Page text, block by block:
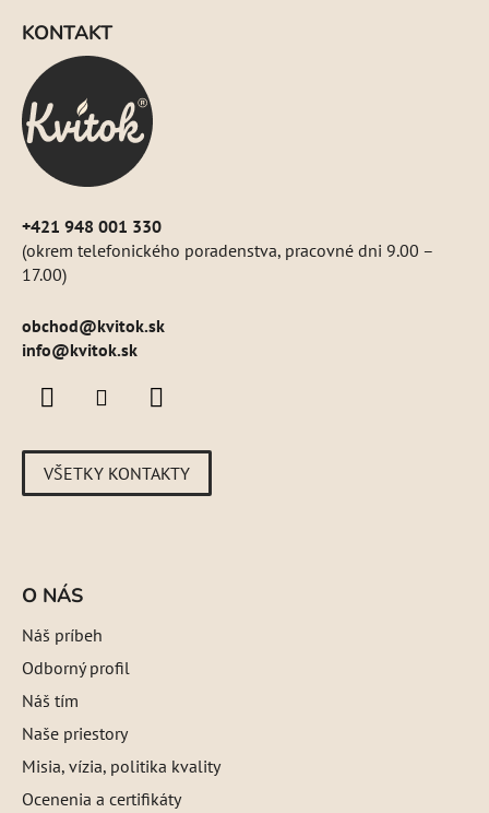
KONTAKT
+421 948 001 330
(okrem telefonického poradenstva, pracovné dni 9.00 –
17.00)
obchod@kvitok.sk
info@kvitok.sk
VŠETKY KONTAKTY
O NÁS
Náš príbeh
Odborný profil
Náš tím
Naše priestory
Misia, vízia, politika kvality
Ocenenia a certifikáty